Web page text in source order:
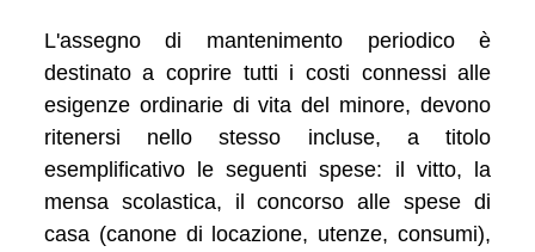
L'assegno di mantenimento periodico è
destinato a coprire tutti i costi connessi alle
esigenze ordinarie di vita del minore, devono
ritenersi nello stesso incluse, a titolo
esemplificativo le seguenti spese: il vitto, la
mensa scolastica, il concorso alle spese di
casa (canone di locazione, utenze, consumi),